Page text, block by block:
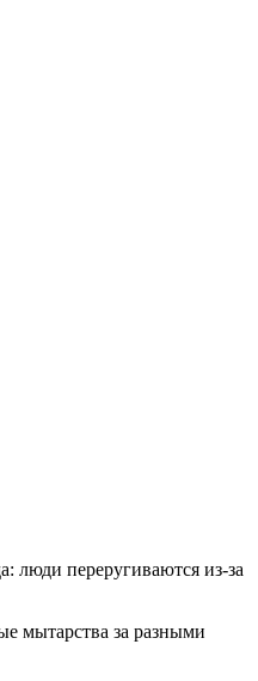
люди переругиваются из-за
мытарства за разными